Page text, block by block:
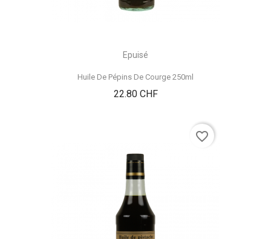
Epuisé
Huile De Pépins De Courge 250ml
22.80 CHFPrix
favorite_border